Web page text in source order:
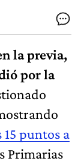
la previa,
por la
puntos a
Primarias